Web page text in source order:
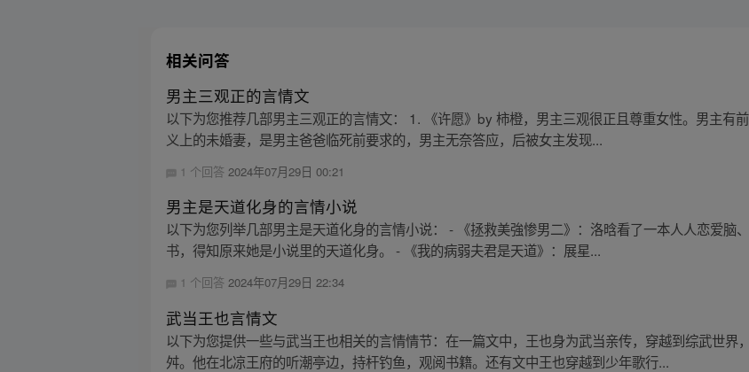
相关问答
男主三观正的言情文
以下为您推荐几部男主三观正的言情文： 1. 《许愿》by 柿橙，男主三观很正且尊重女性。男主有
义上的未婚妻，是男主爸爸临死前要求的，男主无奈答应，后被女主发现...
1 个回答2024年07月29日 00:21
男主是天道化身的言情小说
以下为您列举几部男主是天道化身的言情小说： - 《拯救美強惨男二》：洛晗看了一本人人恋爱脑
书，得知原来她是小说里的天道化身。 - 《我的病弱夫君是天道》：展星...
1 个回答2024年07月29日 22:34
武当王也言情文
以下为您提供一些与武当王也相关的言情情节：在一篇文中，王也身为武当亲传，穿越到综武世界
舛。他在北凉王府的听潮亭边，持杆钓鱼，观阅书籍。还有文中王也穿越到少年歌行...